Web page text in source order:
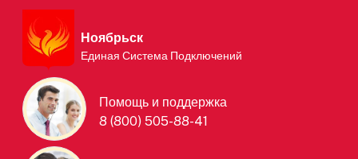
Ноябрьск
Единая Система Подключений
Помощь и поддержка
8 (800) 505-88-41
Единая Система
Подключений